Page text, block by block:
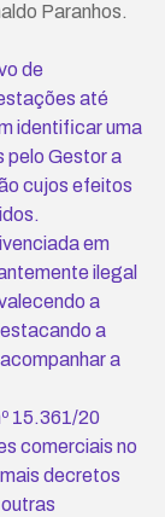
Paranhos.
de
até
identificar uma
pelo Gestor a
cujos efeitos
em
ilegal
a
a
a
15.361/20
comerciais no
decretos